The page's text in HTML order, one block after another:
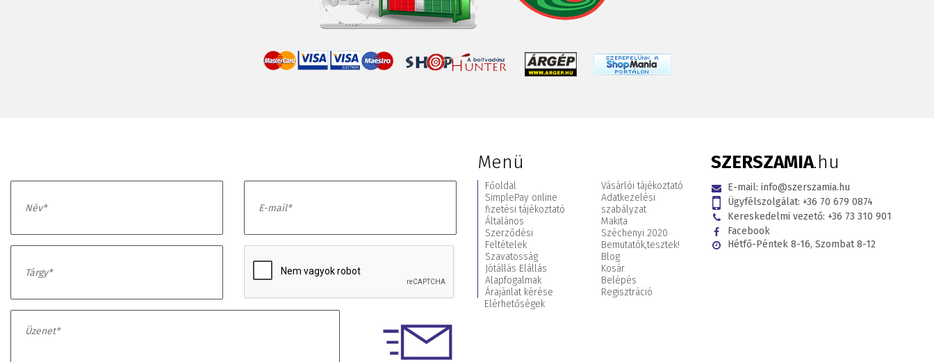
Menü
Főoldal
SimplePay online
fizetési tájékoztató
Általános
Szerződési
Feltételek
Szavatosság
Jótállás Elállás
Alapfogalmak
Árajánlat kérése
Elérhetőségek
Vásárlói tájékoztató
Adatkezelési
szabályzat
Makita
Széchenyi 2020
Bemutatók,tesztek!
Blog
Kosár
Belépés
Regisztráció
SZERSZAMIA.hu
E-mail: info@szerszamia.hu
Ügyfélszolgálat: +36 70 679 0874
Kereskedelmi vezető: +36 73 310 901
Facebook
Hétfő-Péntek 8-16, Szombat 8-12